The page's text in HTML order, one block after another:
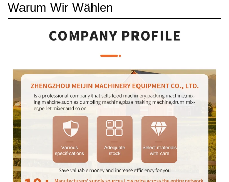
Warum Wir Wählen